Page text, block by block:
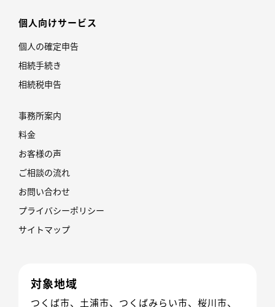
個人向けサービス
個人の確定申告
相続手続き
相続税申告
事務所案内
料金
お客様の声
ご相談の流れ
お問い合わせ
プライバシーポリシー
サイトマップ
対象地域
つくば市、土浦市、つくばみらい市、桜川市、